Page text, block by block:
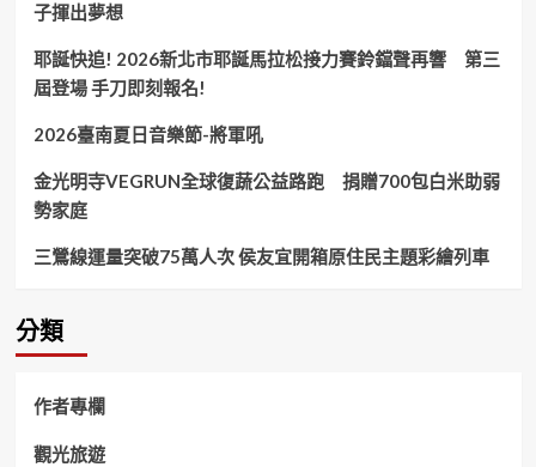
展
展
現
南
國
精
品
巧
魅
子揮出夢想
耶誕快追! 2026新北市耶誕馬拉松接力賽鈴鐺聲再響 第三
屆登場 手刀即刻報名!
2026臺南夏日音樂節-將軍吼
金光明寺VEGRUN全球復蔬公益路跑 捐贈700包白米助弱
勢家庭
三鶯線運量突破75萬人次 侯友宜開箱原住民主題彩繪列車
分類
作者專欄
觀光旅遊